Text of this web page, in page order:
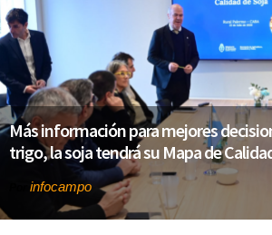
Más información para mejores
trigo, la soja tendrá su Mapa de
infocampo